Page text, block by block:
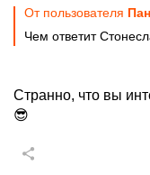
От пользователя
Чем ответит
Странно, что вы
😎